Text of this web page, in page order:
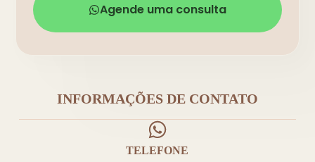
Agende uma consulta
INFORMAÇÕES DE CONTATO
TELEFONE